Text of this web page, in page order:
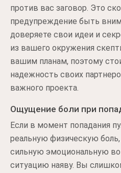
против вас заговор. Это
предупреждение быть
доверяете свои идеи и
из вашего окружения
вашим планам, поэтому
надежность своих
важного проекта.
Ощущение боли при
Если в момент попадания
реальную физическую
сильную эмоциональную
ситуацию наяву. Вы